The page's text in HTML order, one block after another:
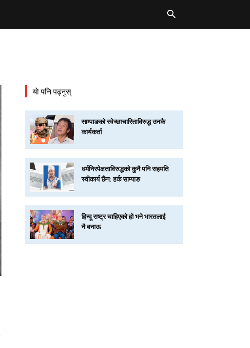
याे पनि पढ्नुस्
साम्पाङको स्वेच्छाचारिताविरुद्ध उनकै
कार्यकर्ता
धर्मनिरपेक्षताविरुद्धको कुनै पनि सहमति
स्वीकार्य छैन: हर्क साम्पाङ
हिन्दू राष्ट्र चाहिएको हो भने भारतलाई
नै बनाऊ